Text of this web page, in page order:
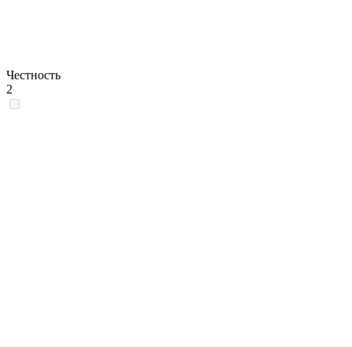
Честность
2